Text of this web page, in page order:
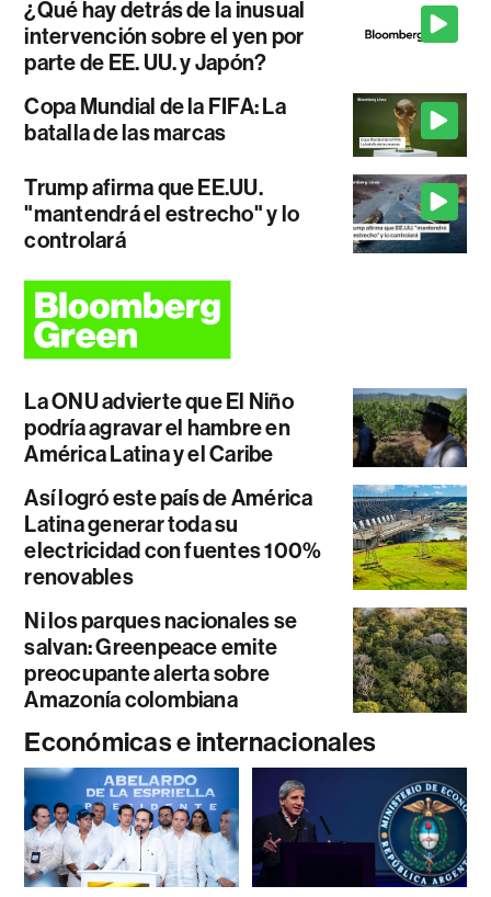
¿Qué hay detrás de la inusual
intervención sobre el yen por
parte de EE. UU. y Japón?
Copa Mundial de la FIFA: La
batalla de las marcas
Trump afirma que EE.UU.
"mantendrá el estrecho" y lo
controlará
La ONU advierte que El Niño
podría agravar el hambre en
América Latina y el Caribe
Así logró este país de América
Latina generar toda su
electricidad con fuentes 100%
renovables
Ni los parques nacionales se
salvan: Greenpeace emite
preocupante alerta sobre
Amazonía colombiana
Económicas e internacionales